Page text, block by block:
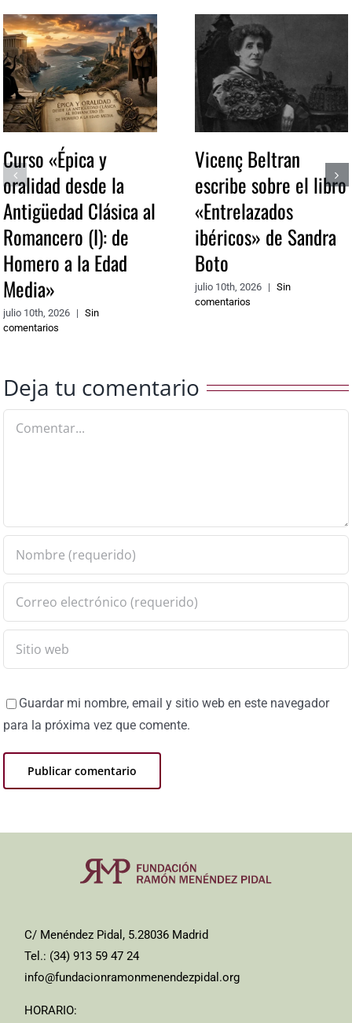
Curso «Épica y
oralidad desde la
Antigüedad Clásica al
Romancero (I): de
Homero a la Edad
Media»
julio 10th, 2026 |
Sin
comentarios
Vicenç Beltran
escribe sobre el libro
«Entrelazados
ibéricos» de Sandra
Boto
julio 10th, 2026 | Sin
comentarios
Deja tu comentario
Guardar mi nombre, email y sitio web en este navegador
para la próxima vez que comente.
C/ Menéndez Pidal, 5.28036 Madrid
Tel.: (34) 913 59 47 24
info@fundacionramonmenendezpidal.org
HORARIO: